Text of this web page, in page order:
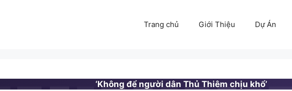
Trang chủ Giới Thiệu Dự Án
‘Không để người dân Thủ Thiêm chịu khổ’